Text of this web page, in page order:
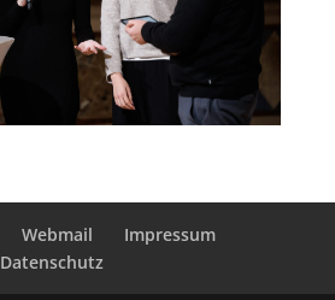
Webmail
Impressum
Datenschutz